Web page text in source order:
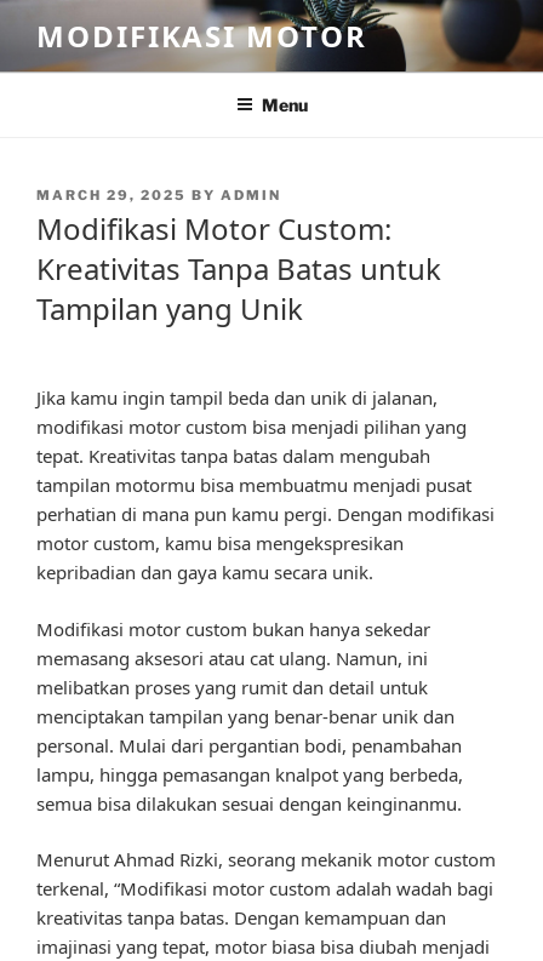
content
MODIFIKASI MOTOR
Menu
POSTED
MARCH 29, 2025 BY ADMIN
Modifikasi Motor Custom:
Kreativitas Tanpa Batas untuk
Tampilan yang Unik
Jika kamu ingin tampil beda dan unik di jalanan,
modifikasi motor custom bisa menjadi pilihan yang
tepat. Kreativitas tanpa batas dalam mengubah
tampilan motormu bisa membuatmu menjadi pusat
perhatian di mana pun kamu pergi. Dengan modifikasi
motor custom, kamu bisa mengekspresikan
kepribadian dan gaya kamu secara unik.
Modifikasi motor custom bukan hanya sekedar
memasang aksesori atau cat ulang. Namun, ini
melibatkan proses yang rumit dan detail untuk
menciptakan tampilan yang benar-benar unik dan
personal. Mulai dari pergantian bodi, penambahan
lampu, hingga pemasangan knalpot yang berbeda,
semua bisa dilakukan sesuai dengan keinginanmu.
Menurut Ahmad Rizki, seorang mekanik motor custom
terkenal, “Modifikasi motor custom adalah wadah bagi
kreativitas tanpa batas. Dengan kemampuan dan
imajinasi yang tepat, motor biasa bisa diubah menjadi